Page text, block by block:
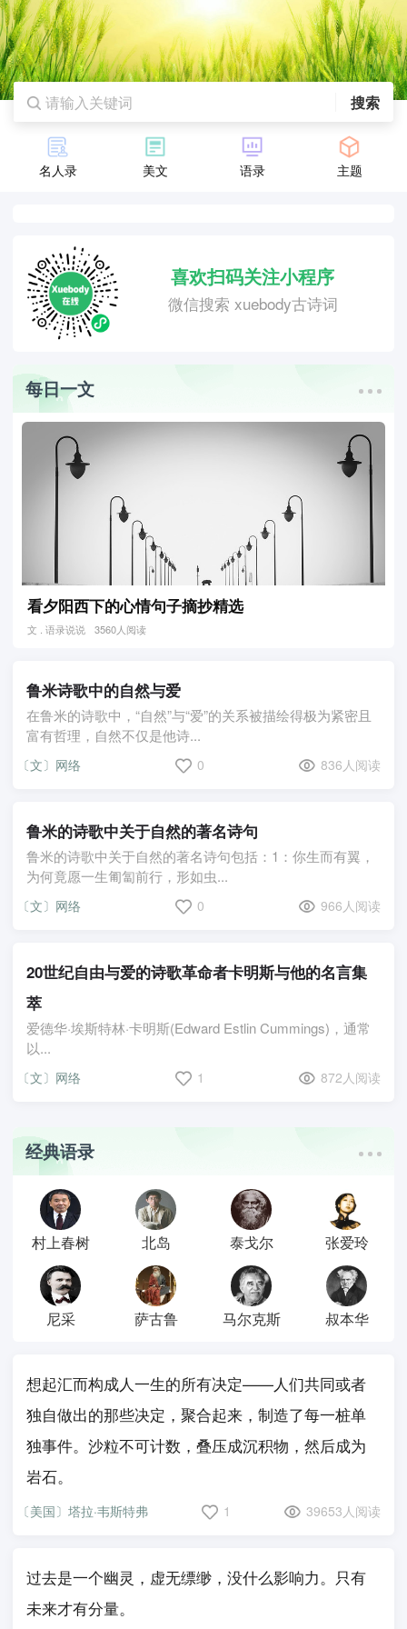
搜索
名人录 美文 语录 主题
喜欢扫码关注小程序
微信搜索 xuebody古诗词
每日一文
看夕阳西下的心情句子摘抄精选
文 . 语录说说 3560人阅读
鲁米诗歌中的自然与爱
在鲁米的诗歌中，“自然”与“爱”的关系被描绘得极为紧密且
富有哲理，自然不仅是他诗...
〔文〕网络 0 836人阅读
鲁米的诗歌中关于自然的著名诗句
鲁米的诗歌中关于自然的著名诗句包括：1：你生而有翼，
为何竟愿一生匍匐前行，形如虫...
〔文〕网络 0 966人阅读
20世纪自由与爱的诗歌革命者卡明斯与他的名言集
萃
爱德华·埃斯特林·卡明斯(Edward Estlin Cummings)，通常
以...
〔文〕网络 1 872人阅读
经典语录
村上春树 北岛 泰戈尔 张爱玲
尼采 萨古鲁 马尔克斯 叔本华
想起汇而构成人一生的所有决定——人们共同或者
独自做出的那些决定，聚合起来，制造了每一桩单
独事件。沙粒不可计数，叠压成沉积物，然后成为
岩石。
〔美国〕塔拉·韦斯特弗 1 39653人阅读
过去是一个幽灵，虚无缥缈，没什么影响力。只有
未来才有分量。